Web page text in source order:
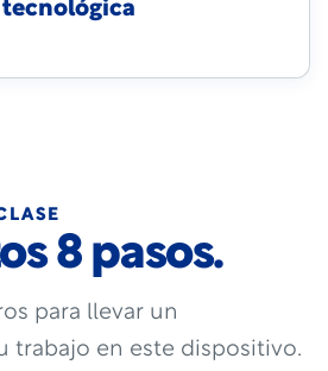
8 pasos.
para llevar un
trabajo en este dispositivo.